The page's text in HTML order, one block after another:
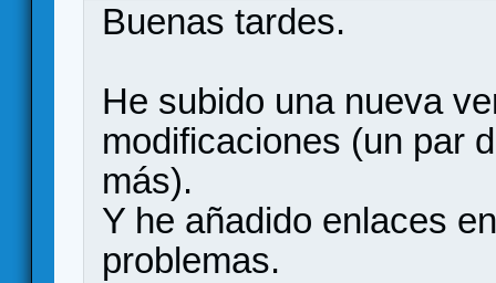
Buenas tardes.
He subido una nueva
modificaciones (un par
más).
Y he añadido enlaces
problemas.